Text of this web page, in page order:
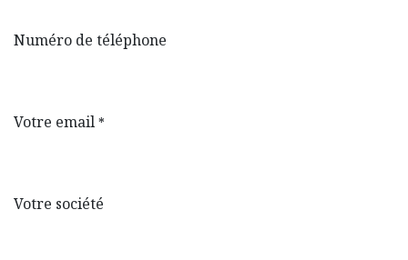
Numéro de téléphone
Votre email *
Votre société